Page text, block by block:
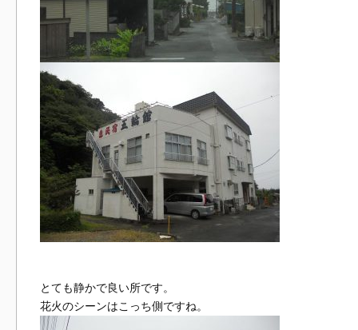
とても静かで良い所です。
花火のシーンはこっち側ですね。